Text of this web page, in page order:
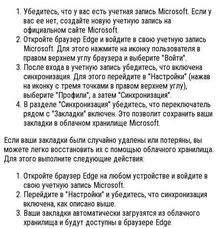
Убедитесь, что у вас есть учетная запись Microsoft. Если у
вас ее нет, создайте новую учетную запись на
официальном сайте Microsoft.
Откройте браузер Edge и войдите в свою учетную запись
Microsoft. Для этого нажмите на иконку пользователя в
правом верхнем углу браузера и выберите "Войти".
После входа в учетную запись убедитесь, что включена
синхронизация. Для этого перейдите в "Настройки" (нажав
на иконку с тремя точками в правом верхнем углу),
выберите "Профили", а затем "Синхронизация".
В разделе "Синхронизация" убедитесь, что переключатель
рядом с "Закладки" включен. Это позволит сохранить ваши
закладки в облачном хранилище Microsoft.
Если ваши закладки были случайно удалены или потеряны, вы
можете легко восстановить их с помощью облачного хранилища.
Для этого выполните следующие действия:
Откройте браузер Edge на любом устройстве и войдите в
свою учетную запись Microsoft.
Перейдите в "Настройки" и убедитесь, что синхронизация
включена, как описано выше.
Ваши закладки автоматически загрузятся из облачного
хранилища и будут доступны в браузере Edge.